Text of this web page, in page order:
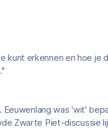
kunt erkennen en hoe je
was 'wit'
Zwarte Piet-discussie